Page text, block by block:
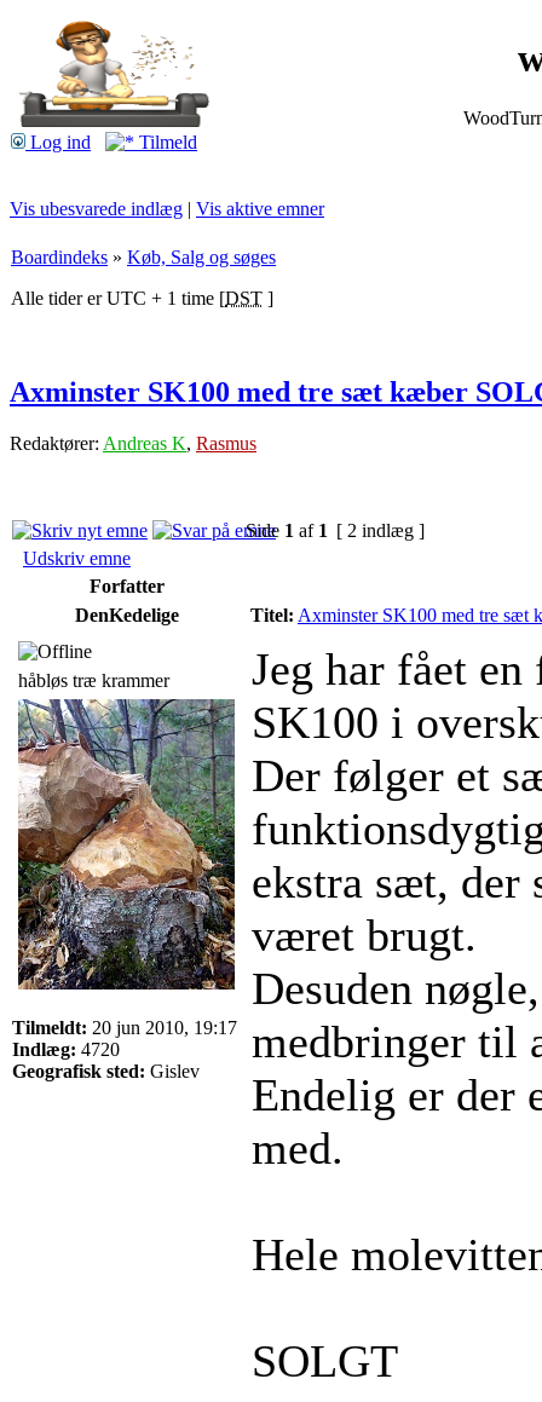
Log ind
Tilmeld
Vis ubesvarede indlæg | Vis aktive emner
Boardindeks » Køb, Salg og søges
Alle tider er UTC + 1 time [DST ]
Axminster SK100 med tre sæt kæber
Redaktører: Andreas K, Rasmus
Side 1 af 1 [ 2 indlæg ]
Udskriv emne
Forfatter
DenKedelige
Titel: Axminster SK100 med tre sæt
håbløs træ krammer
Tilmeldt: 20 jun 2010, 19:17
Indlæg: 4720
Geografisk sted: Gislev
Jeg har fået
SK100 i
Der følger et
ekstra sæt, der
været brugt.
Desuden
medbringer til
Endelig er der
med.
Hele
SOLGT